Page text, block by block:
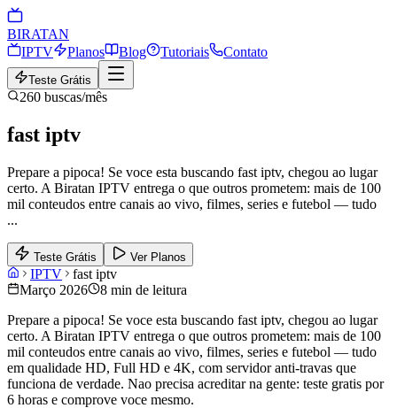
BIRATAN
IPTV
Planos Blog Tutoriais Contato
Teste Grátis
260 buscas/mês
fast iptv
Prepare a pipoca! Se voce esta buscando fast iptv, chegou ao lugar
certo. A Biratan IPTV entrega o que outros prometem: mais de 100
mil conteudos entre canais ao vivo, filmes, series e futebol — tudo
...
Teste Grátis Ver Planos
IPTV
fast iptv
Março 2026
8 min de leitura
Prepare a pipoca! Se voce esta buscando fast iptv, chegou ao lugar
certo. A Biratan IPTV entrega o que outros prometem: mais de 100
mil conteudos entre canais ao vivo, filmes, series e futebol — tudo
em qualidade HD, Full HD e 4K, com servidor anti-travas que
funciona de verdade. Nao precisa acreditar na gente: teste gratis por
6 horas e comprove voce mesmo.